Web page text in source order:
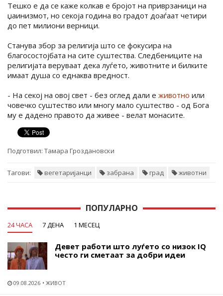
Тешко е да се каже колкав е бројот на приврзаници на
џаинизмот, но секоја година во градот доаѓаат четири
до пет милиони верници.
Станува збор за религија што се фокусира на
благосостојбата на сите суштества. Следбениците на
религијата веруваат дека луѓето, животните и билките
имаат душа со еднаква вредност.
- На секој на овој свет - без оглед дали е животно или
човечко суштество или многу мало суштество - од Бога
му е дадено правото да живее - велат монасите.
Подготвил: Тамара Гроздановски
Тагови: вегетаријанци забрана град животни
ПОПУЛАРНО
24 ЧАСА 7 ДЕНА 1 МЕСЕЦ
Девет работи што луѓето со низок IQ
често ги сметаат за добри идеи
09.08.2026 ЖИВОТ